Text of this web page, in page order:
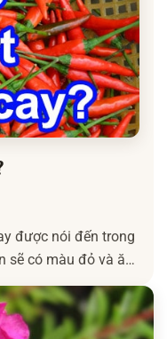
được nói đến trong
sẽ có màu đỏ và ăn
thứ gia vị rất được
ăn của một số